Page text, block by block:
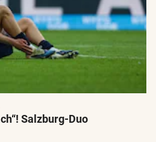
Salzburg-Duo